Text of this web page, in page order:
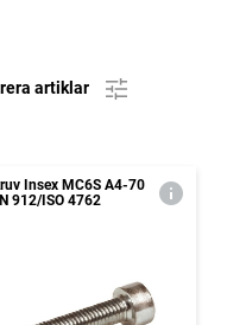
artiklar
Insex MC6S A4-70
912/ISO 4762